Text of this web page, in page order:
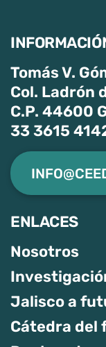
Tomás V.
Col. Ladrón
C.P. 44600
33 3615
ENLACES
Nosotros
Jalisco a
Cátedra del